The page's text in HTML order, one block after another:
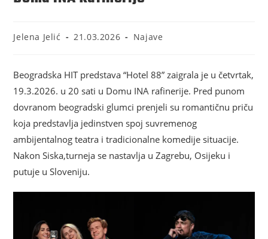
Jelena Jelić 21.03.2026 Najave
Beogradska HIT predstava “Hotel 88” zaigrala je u četvrtak,
19.3.2026. u 20 sati u Domu INA rafinerije. Pred punom
dovranom beogradski glumci prenjeli su romantičnu priču
koja predstavlja jedinstven spoj suvremenog
ambijentalnog teatra i tradicionalne komedije situacije.
Nakon Siska,turneja se nastavlja u Zagrebu, Osijeku i
putuje u Sloveniju.